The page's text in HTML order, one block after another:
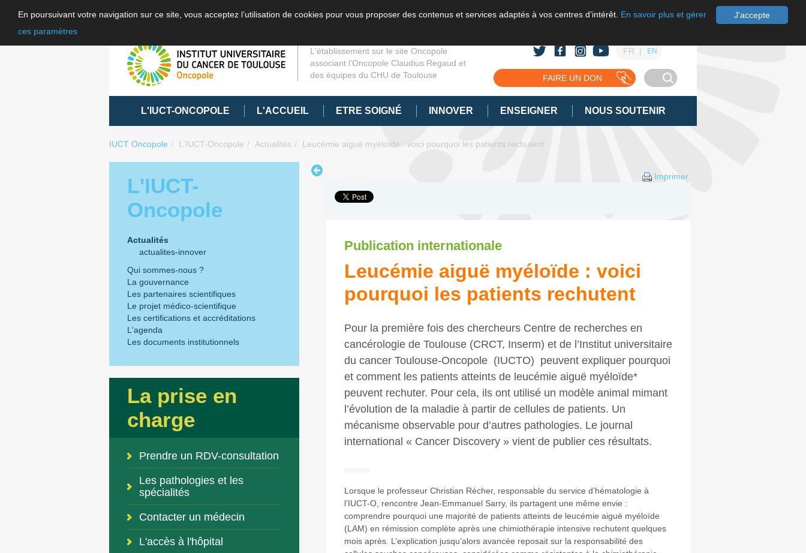
J'accepte
En poursuivant votre navigation sur ce site, vous acceptez l’utilisation de cookies pour vous proposer des contenus et services adaptés à vos centres d’intérêt. En savoir plus et gérer
ces paramètres
L'établissement sur le site Oncopole
associant l’Oncopole Claudius Regaud et
des équipes du CHU de Toulouse
FR EN
FAIRE UN DON
L'IUCT-ONCOPOLE L'ACCUEIL ETRE SOIGNÉ INNOVER ENSEIGNER NOUS SOUTENIR
IUCT Oncopole L'IUCT-Oncopole Actualités Leucémie aiguë myéloïde : voici pourquoi les patients rechutent
L'IUCT-
Oncopole
Actualités
actualites-innover
Qui sommes-nous ?
La gouvernance
Les partenaires scientifiques
Le projet médico-scientifique
Les certifications et accréditations
L'agenda
Les documents institutionnels
La prise en
charge
Prendre un RDV-consultation
Les pathologies et les
spécialités
Contacter un médecin
L'accès à l'hôpital
Imprimer
Publication internationale
Leucémie aiguë myéloïde : voici
pourquoi les patients rechutent
Pour la première fois des chercheurs Centre de recherches en
cancérologie de Toulouse (CRCT, Inserm) et de l’Institut universitaire
du cancer Toulouse-Oncopole (IUCTO) peuvent expliquer pourquoi
et comment les patients atteints de leucémie aiguë myéloïde*
peuvent rechuter. Pour cela, ils ont utilisé un modèle animal mimant
l’évolution de la maladie à partir de cellules de patients. Un
mécanisme observable pour d’autres pathologies. Le journal
international « Cancer Discovery » vient de publier ces résultats.
Lorsque le professeur Christian Récher, responsable du service d’hématologie à
l’IUCT-O, rencontre Jean-Emmanuel Sarry, ils partagent une même envie :
comprendre pourquoi une majorité de patients atteints de leucémie aiguë myéloïde
(LAM) en rémission complète après une chimiothérapie intensive rechutent quelques
mois après. L’explication jusqu’alors avancée reposait sur la responsabilité des